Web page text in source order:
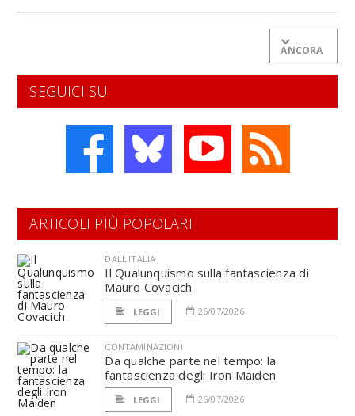
ANCORA
SEGUICI SU
ARTICOLI PIÙ POPOLARI
DALL'ITALIA
Il Qualunquismo sulla fantascienza di
Mauro Covacich
LEGGI 26/07/2026
CONTAMINAZIONI
Da qualche parte nel tempo: la
fantascienza degli Iron Maiden
LEGGI 26/07/2026